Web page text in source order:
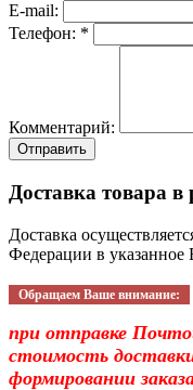
E-mail:
Телефон: *
Комментарий:
Отправить
Доставка товара
Доставка
Федерации в указанное
Обращаем Ваше внимание:
при отправке
стоимость
формировании